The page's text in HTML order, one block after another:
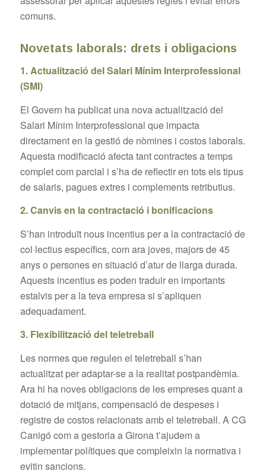
comuns.
Novetats laborals: drets i obligacions
1. Actualització del Salari Mínim Interprofessional
(SMI)
El Govern ha publicat una nova actualització del
Salari Mínim Interprofessional que impacta
directament en la gestió de nòmines i costos laborals.
Aquesta modificació afecta tant contractes a temps
complet com parcial i s’ha de reflectir en tots els tipus
de salaris, pagues extres i complements retributius.
2. Canvis en la contractació i bonificacions
S’han introduït nous incentius per a la contractació de
col·lectius específics, com ara joves, majors de 45
anys o persones en situació d’atur de llarga durada.
Aquests incentius es poden traduir en importants
estalvis per a la teva empresa si s’apliquen
adequadament.
3. Flexibilització del teletreball
Les normes que regulen el teletreball s’han
actualitzat per adaptar-se a la realitat postpandèmia.
Ara hi ha noves obligacions de les empreses quant a
dotació de mitjans, compensació de despeses i
registre de costos relacionats amb el teletreball. A CG
Canigó com a gestoria a Girona t’ajudem a
implementar polítiques que compleixin la normativa i
evitin sancions.